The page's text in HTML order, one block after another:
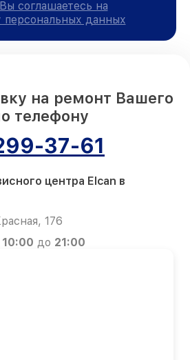
соглашаетесь на
персональных данных
на ремонт Вашего
телефону
37-61
центра Elcan в
176
10:00 до 21:00